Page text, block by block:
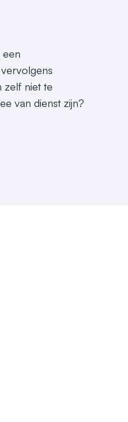
een
zelf niet te
van dienst zijn?